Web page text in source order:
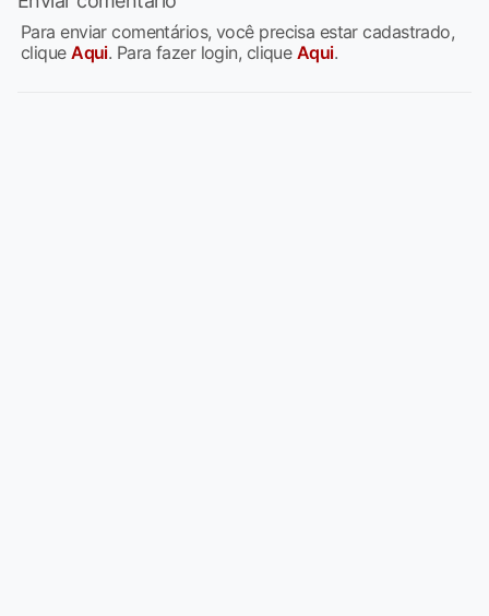
Para enviar comentários, você precisa estar cadastrado,
cliqueAqui. Para fazer login, clique Aqui.